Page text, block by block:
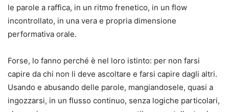
le parole a raffica, in un ritmo frenetico, in un flow
incontrollato, in una vera e propria dimensione
performativa orale.
Forse, lo fanno perché è nel loro istinto: per non farsi
capire da chi non li deve ascoltare e farsi capire dagli altri.
Usando e abusando delle parole, mangiandosele, quasi a
ingozzarsi, in un flusso continuo, senza logiche particolari,